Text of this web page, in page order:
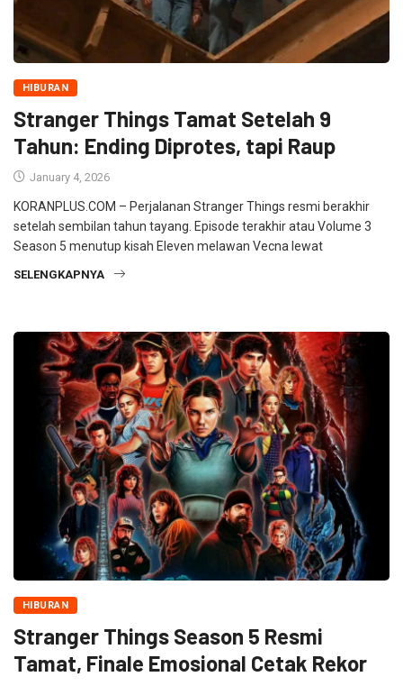
HIBURAN
Stranger Things Tamat Setelah 9
Tahun: Ending Diprotes, tapi Raup
January 4, 2026
KORANPLUS.COM – Perjalanan Stranger Things resmi berakhir
setelah sembilan tahun tayang. Episode terakhir atau Volume 3
Season 5 menutup kisah Eleven melawan Vecna lewat
SELENGKAPNYA
HIBURAN
Stranger Things Season 5 Resmi
Tamat, Finale Emosional Cetak Rekor